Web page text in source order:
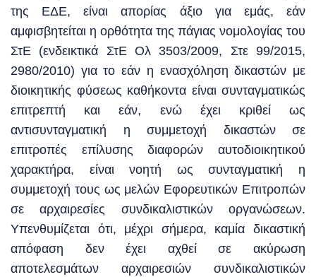
της ΕΔΕ, είναι απορίας άξιο για εμάς, εάν
αμφισβητείται η ορθότητα της πάγιας νομολογίας του
ΣτΕ (ενδεικτικά ΣτΕ Ολ 3503/2009, Στε 99/2015,
2980/2010) για το εάν η ενασχόληση δικαστών με
διοικητικής φύσεως καθήκοντα είναι συνταγματικώς
επιτρεπτή και εάν, ενώ έχει κριθεί ως
αντισυνταγματική η συμμετοχή δικαστών σε
επιτροπές επίλυσης διαφορών αυτοδιοικητικού
χαρακτήρα, είναι νοητή ως συνταγματική η
συμμετοχή τους ως μελών Εφορευτικών Επιτροπών
σε αρχαιρεσίες συνδικαλιστικών οργανώσεων.
Υπενθυμίζεται ότι, μέχρι σήμερα, καμία δικαστική
απόφαση δεν έχει αχθεί σε ακύρωση
αποτελεσμάτων αρχαιρεσιών συνδικαλιστικών